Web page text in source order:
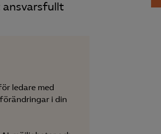
ansvarsfullt
ledare med
i din